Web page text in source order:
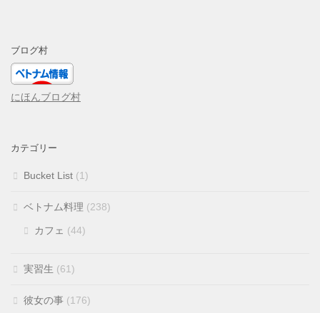
ブログ村
にほんブログ村
カテゴリー
Bucket List (1)
ベトナム料理 (238)
カフェ (44)
実習生 (61)
彼女の事 (176)